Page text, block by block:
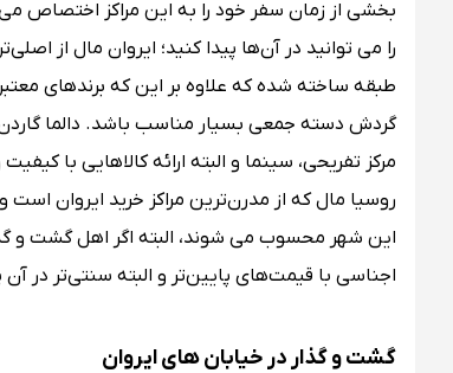
بخشی از زمان سفر خود را به این مراکز اختصاص می
را می توانید در آن‌ها پیدا کنید؛ ایروان مال از
طبقه ساخته شده که علاوه بر این که برندهای
گردش دسته جمعی بسیار مناسب باشد. دالما گاردن و
مرکز تفریحی، سینما و البته ارائه کالاهایی با
روسیا مال که از مدرن‌ترین مراکز خرید ایروان
این شهر محسوب می شوند، البته اگر اهل گشت و
اجناسی با قیمت‌های پایین‌تر و البته سنتی‌تر در آن
گشت و گذار در خیابان‌ های ایروان